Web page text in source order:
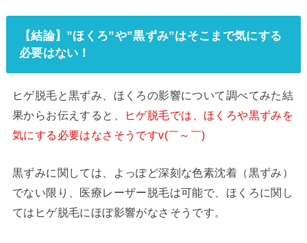
【結論】”ほくろ”や”黒ずみ”はそこまで気にする
必要はない！
ヒゲ脱毛と黒ずみ、ほくろの影響について調べてみた結
果からお伝えすると、
ヒゲ脱毛では、ほくろや黒ずみを
気にする必要はなさそうですv(￣～￣)
黒ずみに関しては、よっぽど深刻な色素沈着（黒ずみ）
でない限り、医療レーザー脱毛は可能で、ほくろに関し
てはヒゲ脱毛にほぼ影響がなさそうです。